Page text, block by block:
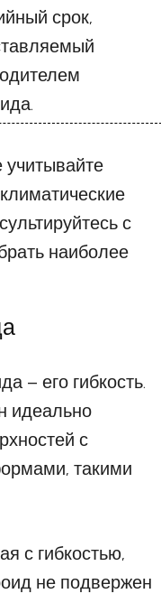
срок,
с
наиболее
– его гибкость.
идеально
с
такими
с гибкостью,
не подвержен